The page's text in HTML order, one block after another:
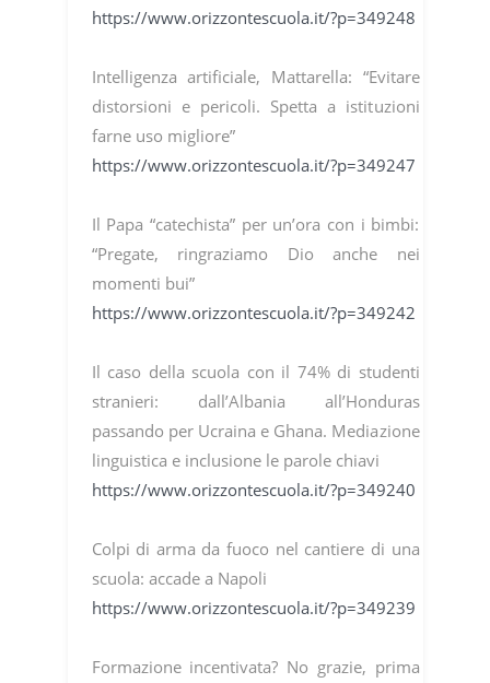
https://www.orizzontescuola.it/?p=349248
Intelligenza artificiale, Mattarella: “Evitare
distorsioni e pericoli. Spetta a istituzioni
farne uso migliore”
https://www.orizzontescuola.it/?p=349247
Il Papa “catechista” per un’ora con i bimbi:
“Pregate, ringraziamo Dio anche nei
momenti bui”
https://www.orizzontescuola.it/?p=349242
Il caso della scuola con il 74% di studenti
stranieri: dall’Albania all’Honduras
passando per Ucraina e Ghana. Mediazione
linguistica e inclusione le parole chiavi
https://www.orizzontescuola.it/?p=349240
Colpi di arma da fuoco nel cantiere di una
scuola: accade a Napoli
https://www.orizzontescuola.it/?p=349239
Formazione incentivata? No grazie, prima